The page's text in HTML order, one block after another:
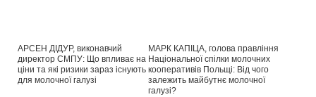
АРСЕН ДІДУР, виконавчий
директор СМПУ: Що впливає на
ціни та які ризики зараз існують
для молочної галузі
МАРК КАПІЦА, голова правління
Національної спілки молочних
кооперативів Польщі: Від чого
залежить майбутнє молочної
галузі?